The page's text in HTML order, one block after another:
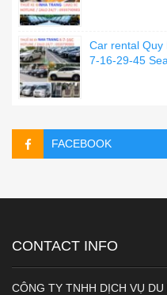
Car rental Quy
7-16-29-45
FACEBOOK
CONTACT INFO
CÔNG TY TNHH DỊCH VỤ